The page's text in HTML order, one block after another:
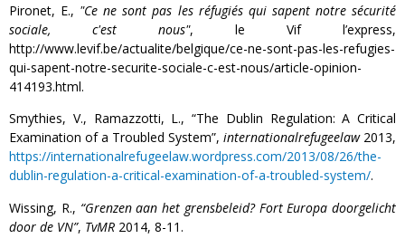
Pironet, E., "Ce ne sont pas les réfugiés qui sapent notre sécurité
sociale, c'est nous", le Vif l’express,
http://www.levif.be/actualite/belgique/ce-ne-sont-pas-les-refugies-
qui-sapent-notre-securite-sociale-c-est-nous/article-opinion-
414193.html.
Smythies, V., Ramazzotti, L., “The Dublin Regulation: A Critical
Examination of a Troubled System”, internationalrefugeelaw 2013,
https://internationalrefugeelaw.wordpress.com/2013/08/26/the-
dublin-regulation-a-critical-examination-of-a-troubled-system/.
Wissing, R., “Grenzen aan het grensbeleid? Fort Europa doorgelicht
door de VN”, TvMR 2014, 8-11.